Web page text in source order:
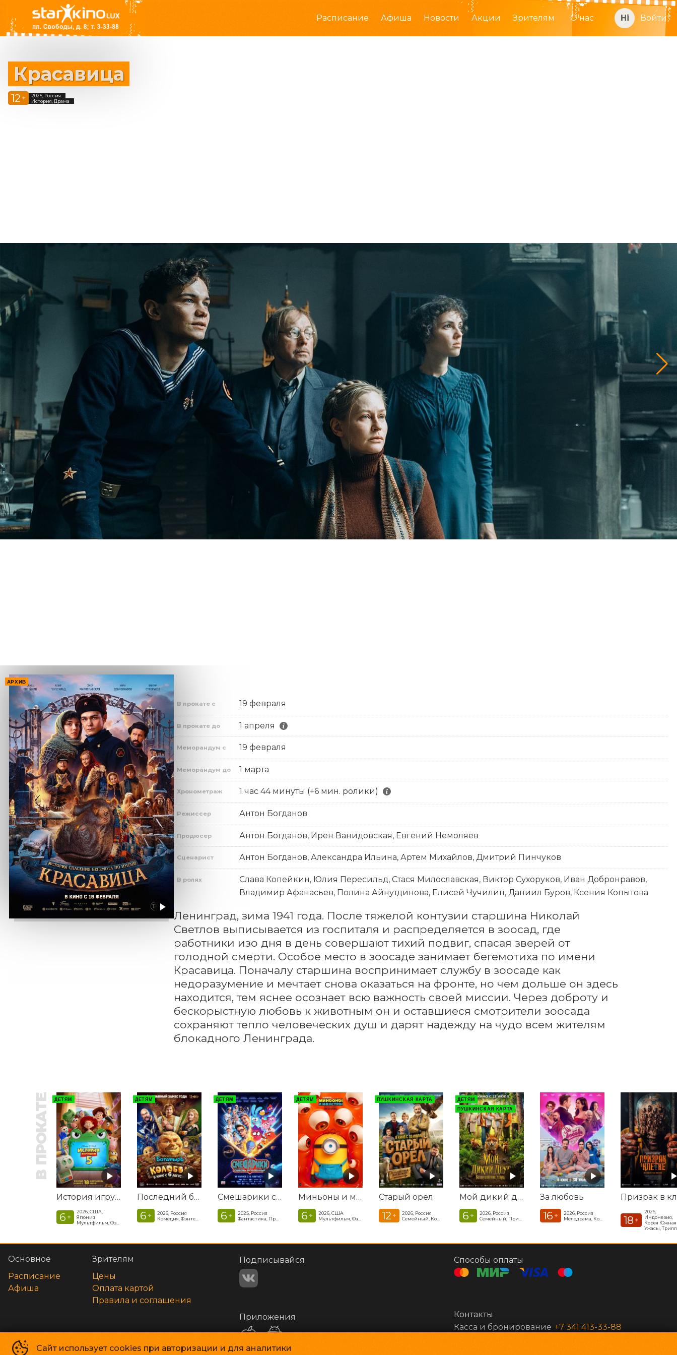
Расписание Афиша Новости Акции Зрителям О нас Войти
Красавица
12 +
2025, Россия
История, Драма
АРХИВ
В прокате с 19 февраля
В прокате до 1 апреля
Меморандум с 19 февраля
Меморандум до 1 марта
Хронометраж 1 час 44 минуты (+6 мин. ролики)
Режиссер Антон Богданов
Продюсер Антон Богданов, Ирен Ванидовская, Евгений Немоляев
Сценарист Антон Богданов, Александра Ильина, Артем Михайлов, Дмитрий Пинчуков
В ролях
Слава Копейкин, Юлия Пересильд, Стася Милославская, Виктор Сухоруков, Иван Добронравов,
Владимир Афанасьев, Полина Айнутдинова, Елисей Чучилин, Даниил Буров, Ксения Копытова
Ленинград, зима 1941 года. После тяжелой контузии старшина Николай
Светлов выписывается из госпиталя и распределяется в зоосад, где
работники изо дня в день совершают тихий подвиг, спасая зверей от
голодной смерти. Особое место в зоосаде занимает бегемотиха по имени
Красавица. Поначалу старшина воспринимает службу в зоосаде как
недоразумение и мечтает снова оказаться на фронте, но чем дольше он здесь
находится, тем яснее осознает всю важность своей миссии. Через доброту и
бескорыстную любовь к животным он и оставшиеся смотрители зоосада
сохраняют тепло человеческих душ и дарят надежду на чудо всем жителям
блокадного Ленинграда.
В ПРОКАТЕ ДЕТЯМ
История игрушек 5
6 +
2026, США,
Япония
Мультфильм, Фэнтези, Драма, Комедия, Приключения, Семейный
ДЕТЯМ
Последний богатырь. Колобок
6 +
2026, Россия
ДЕТЯМ
Смешарики сквозь вселенные
6 +
2025, Россия
ДЕТЯМ
Миньоны и монстры
6 +
2026, США
ПУШКИНСКАЯ КАРТА
Старый орёл
12 +
2026, Россия
ДЕТЯМ
ПУШКИНСКАЯ КАРТА
Мой дикий друг. Возвращение домой
6 +
2026, Россия
За любовь
16 +
2026, Россия
18 +
2026,
Индонезия,
Корея Южная
Сайт использует cookies при авторизации и для аналитики
Основное
Расписание
Афиша
Зрителям
Цены
Оплата картой
Правила и соглашения
Подписывайся
Приложения
Способы оплаты
Контакты
Касса и бронирование +7 341 413-33-88